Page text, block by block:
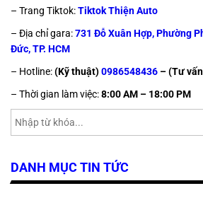
– Trang Tiktok:Tiktok Thiện Auto
– Địa chỉ gara:731 Đỗ Xuân Hợp, Phường
Đức, TP. HCM
– Hotline:(Kỹ thuật)0986548436 – (Tư
– Thời gian làm việc:8:00 AM – 18:00 PM
DANH MỤC TIN TỨC